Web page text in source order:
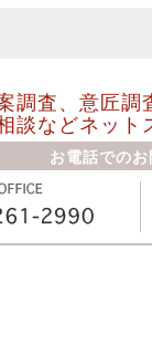
調査、意匠調
談などネット
お電話での